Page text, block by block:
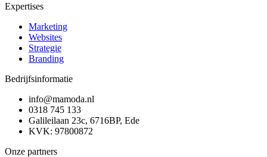
Expertises
Marketing
Websites
Strategie
Branding
Bedrijfsinformatie
info@mamoda.nl
0318 745 133
Galileilaan 23c, 6716BP, Ede
KVK: 97800872
Onze partners